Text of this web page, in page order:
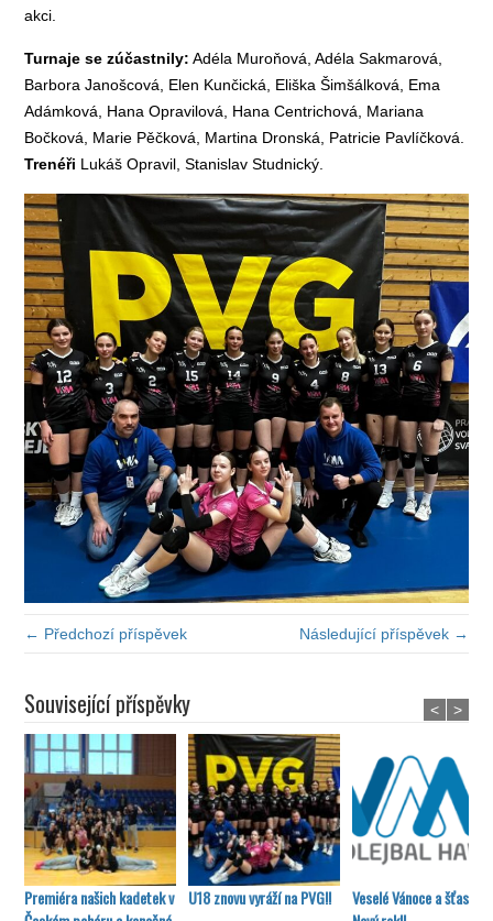
akci.
Turnaje se zúčastnily: Adéla Muroňová, Adéla Sakmarová,
Barbora Janošcová, Elen Kunčická, Eliška Šimšálková, Ema
Adámková, Hana Opravilová, Hana Centrichová, Mariana
Bočková, Marie Pěčková, Martina Dronská, Patricie Pavlíčková.
Trenéři Lukáš Opravil, Stanislav Studnický.
← Předchozí příspěvek Následující příspěvek →
Související příspěvky
Premiéra našich kadetek v
U18 znovu vyráží na PVG!!
Veselé Vánoce a šťastný
< >